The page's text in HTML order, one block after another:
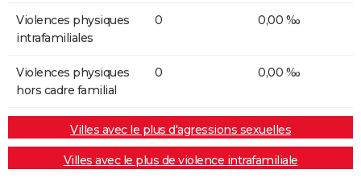
Violences physiques
intrafamiliales
0 0,00 ‰
Violences physiques
hors cadre familial
0 0,00 ‰
Villes avec le plus d'agressions sexuelles
Villes avec le plus de violence intrafamiliale